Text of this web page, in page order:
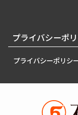
プライバシーポ
プライバシーポリシ